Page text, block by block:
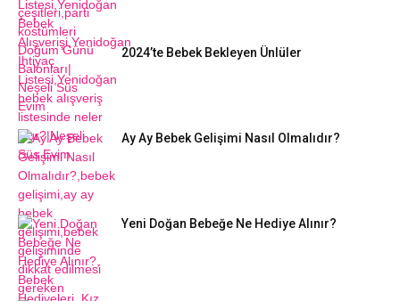
2024’te Bebek Bekleyen Ünlüler
Ay Ay Bebek Gelişimi Nasıl Olmalıdır?
Yeni Doğan Bebeğe Ne Hediye Alınır?